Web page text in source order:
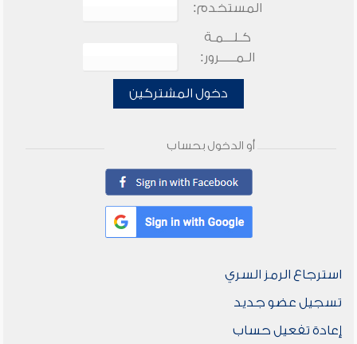
المستخدم:
كـلـــمـة
الـمـــــرور:
دخول المشتركين
أو الدخول بحساب
استرجاع الرمز السري
تسجيل عضو جديد
إعادة تفعيل حساب